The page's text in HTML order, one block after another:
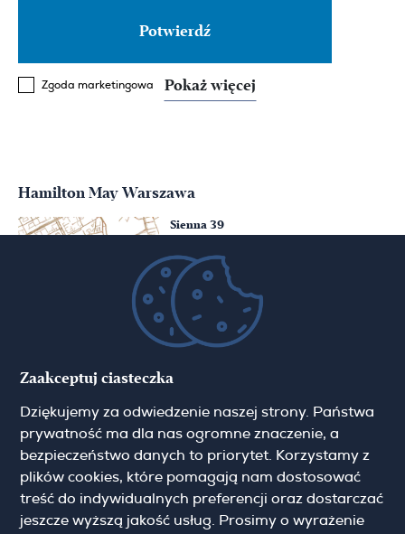
Zgoda marketingowa Pokaż więcej
Hamilton May Warszawa
Sienna 39
(+48) 22 428 16 15
warsaw@hamiltonmay.com
31-117 Krakow
(+48) 12 426 51 26
krakow@hamiltonmay.com
Zaakceptuj ciasteczka
Dziękujemy za odwiedzenie naszej strony. Państwa
prywatność ma dla nas ogromne znaczenie, a
bezpieczeństwo danych to priorytet. Korzystamy z
plików cookies, które pomagają nam dostosować
treść do indywidualnych preferencji oraz dostarczać
jeszcze wyższą jakość usług. Prosimy o wyrażenie